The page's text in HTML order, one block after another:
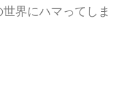
界にハマってしま